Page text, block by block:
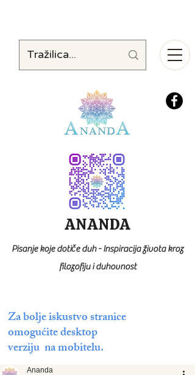
Za bolje iskustvo stranice
omogućite desktop
verziju na mobitelu.
ANANDA
Pisanje koje dotiče duh - Inspiracija života kroz
filozofiju i duhovnost
Ananda